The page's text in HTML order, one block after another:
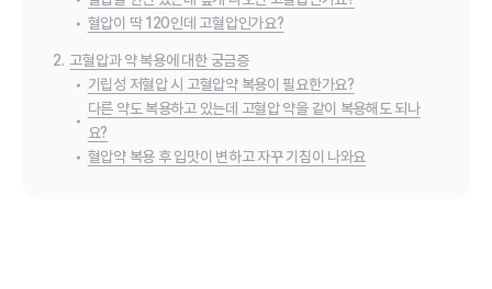
• 혈압이 딱 120인데 고혈압인가요?
2. 고혈압과 약 복용에 대한 궁금증
• 기립성 저혈압 시 고혈압약 복용이 필요한가요?
•
다른 약도 복용하고 있는데 고혈압 약을 같이 복용해도 되나
요?
• 혈압약 복용 후 입맛이 변하고 자꾸 기침이 나와요